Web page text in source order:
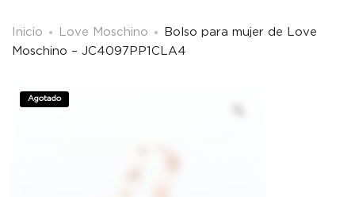
Inicio Love Moschino
Bolso para mujer de Love
Moschino – JC4097PP1CLA4
Agotado